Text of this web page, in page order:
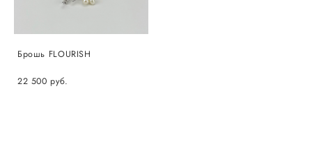
Брошь FLOURISH
22 500 pуб.